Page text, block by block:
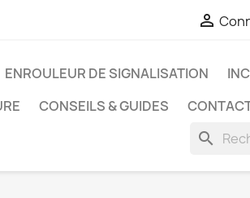

ENROULEUR DE SIGNALISATION
CONSEILS & GUIDES
search